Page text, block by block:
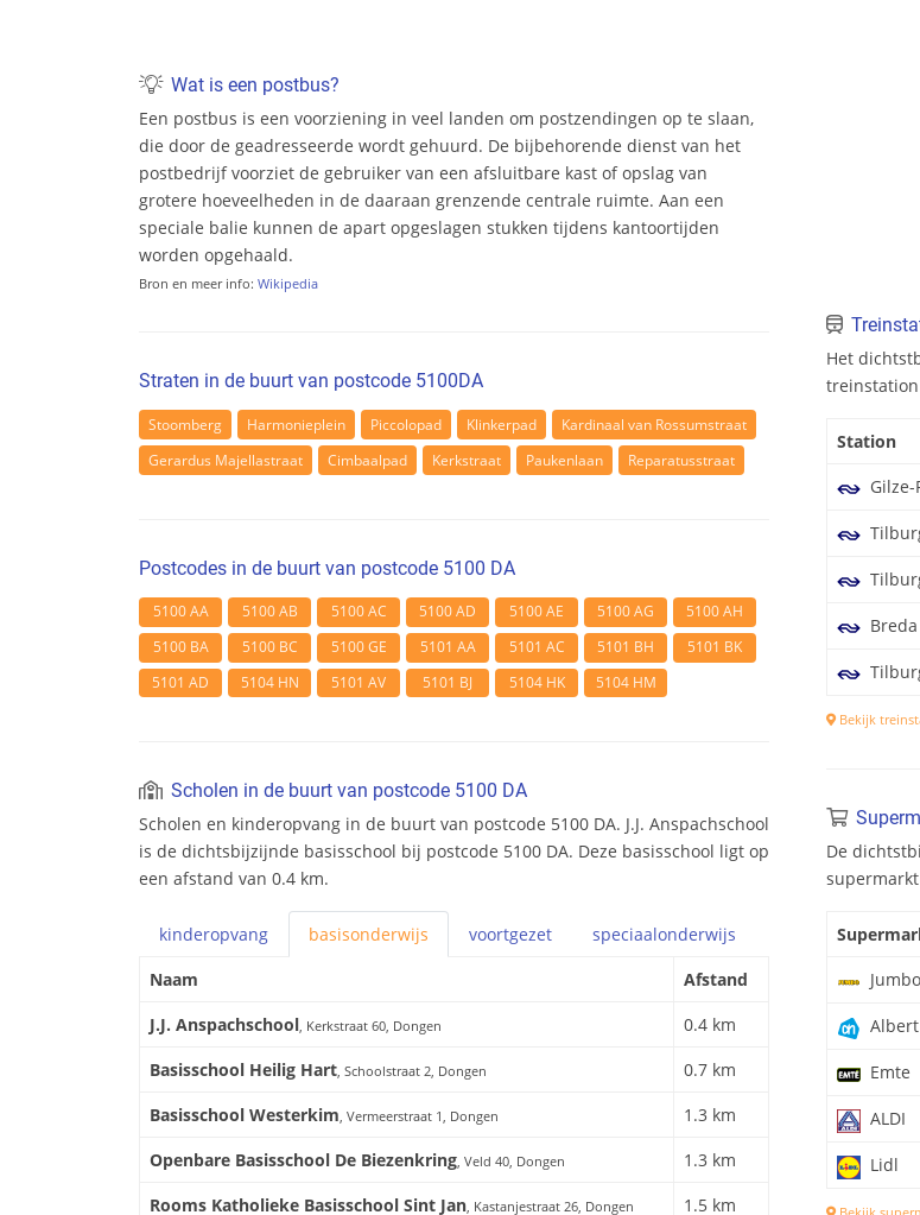
Wat is een postbus?
Een postbus is een voorziening in veel landen om postzendingen op te slaan,
die door de geadresseerde wordt gehuurd. De bijbehorende dienst van het
postbedrijf voorziet de gebruiker van een afsluitbare kast of opslag van
grotere hoeveelheden in de daaraan grenzende centrale ruimte. Aan een
speciale balie kunnen de apart opgeslagen stukken tijdens kantoortijden
worden opgehaald.
Bron en meer info: Wikipedia
Straten in de buurt van postcode 5100DA
Stoomberg Harmonieplein Piccolopad Klinkerpad
Kardinaal van Rossumstraat
Gerardus Majellastraat
Cimbaalpad Kerkstraat Paukenlaan Reparatusstraat
Postcodes in de buurt van postcode 5100 DA
5100 AA 5100 AB 5100 AC 5100 AD 5100 AE 5100 AG
5100 AH
5100 BA
5100 BC 5100 GE 5101 AA 5101 AC 5101 BH
5101 BK
5101 AD
5104 HN 5101 AV 5101 BJ 5104 HK 5104 HM
Scholen in de buurt van postcode 5100 DA
Scholen en kinderopvang in de buurt van postcode 5100 DA. J.J. Anspachschool
is de dichtsbijzijnde basisschool bij postcode 5100 DA. Deze basisschool ligt op
een afstand van 0.4 km.
kinderopvang basisonderwijs voortgezet speciaalonderwijs
Naam
Afstand
J.J. Anspachschool, Kerkstraat 60, Dongen
0.4 km
Basisschool Heilig Hart, Schoolstraat 2, Dongen
0.7 km
Basisschool Westerkim, Vermeerstraat 1, Dongen
1.3 km
Openbare Basisschool De Biezenkring, Veld 40, Dongen
1.3 km
Rooms Katholieke Basisschool Sint Jan, Kastanjestraat 26, Dongen 1.5 km
Het
treinstation
Station
Gilze-
Breda
Bekijk
De
Jumbo
Emte
ALDI
Lidl